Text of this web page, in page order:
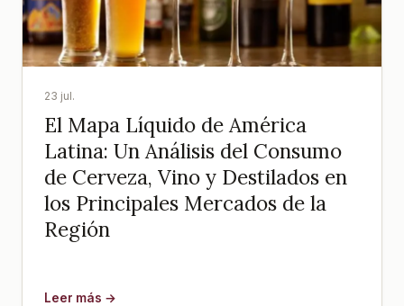
23 jul.
El Mapa Líquido de América
Latina: Un Análisis del Consumo
de Cerveza, Vino y Destilados en
los Principales Mercados de la
Región
Leer más →